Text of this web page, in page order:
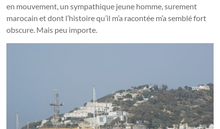
en mouvement, un sympathique jeune homme, surement
marocain et dont l’histoire qu’il m’a racontée m’a semblé fort
obscure. Mais peu importe.